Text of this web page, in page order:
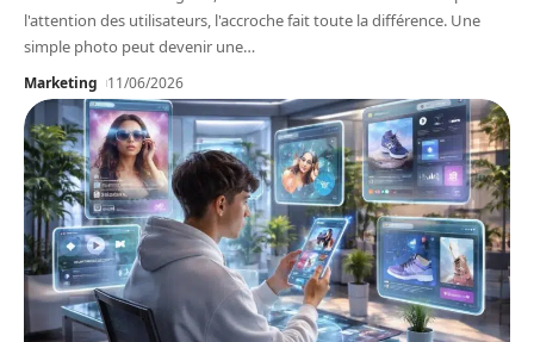
l'attention des utilisateurs, l'accroche fait toute la différence. Une
simple photo peut devenir une…
Marketing 11/06/2026